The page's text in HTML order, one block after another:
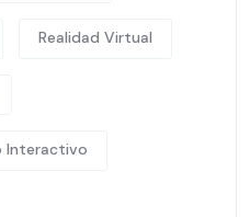
Realidad Virtual
Interactivo